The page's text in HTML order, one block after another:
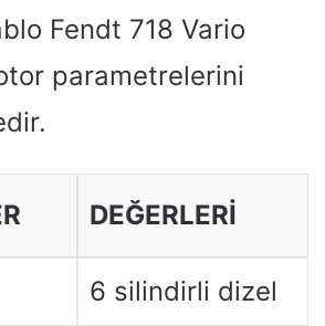
Fendt 718 Vario
parametrelerini
DEĞERLERI
6 silindirli dizel